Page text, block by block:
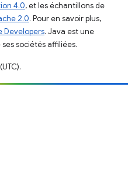
4.0, et les échantillons de
2.0. Pour en savoir plus,
Developers. Java est une
sociétés affiliées.